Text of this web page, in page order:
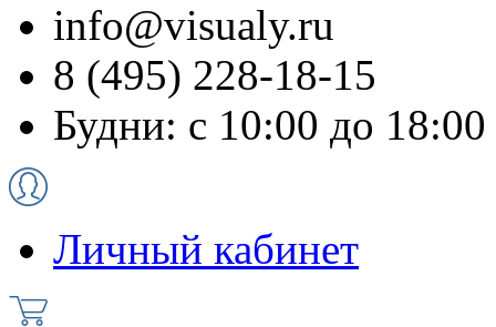
info@visualy.ru
8 (495) 228-18-15
Будни: с 10:00 до 18:00
Личный кабинет